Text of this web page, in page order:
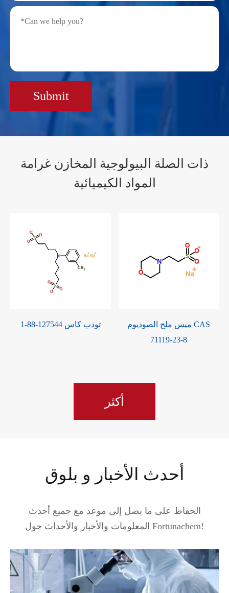
Submit
ذات الصلة البيولوجية المخازن غرامة
المواد الكيميائية
تودب كاس 127544-88-1
ميس ملح الصوديوم CAS
71119-23-8
أكثر
أحدث الأخبار و بلوق
الحفاظ على ما يصل إلى موعد مع جميع أحدث
المعلومات والأخبار والأحداث حول Fortunachem!